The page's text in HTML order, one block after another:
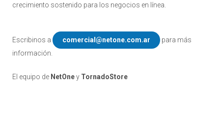
crecimiento sostenido para los negocios en línea.
Escribinos a comercial@netone.com.ar
para más
información.
El equipo de NetOney TornadoStore